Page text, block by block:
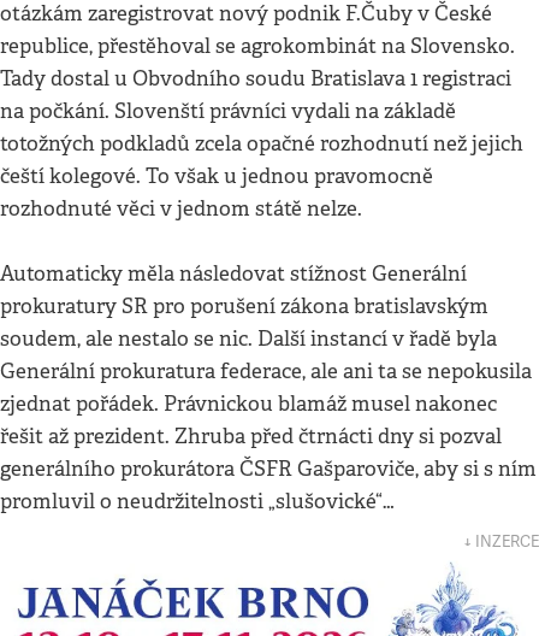
otázkám zaregistrovat nový podnik F.Čuby v České
republice, přestěhoval se agrokombinát na Slovensko.
Tady dostal u Obvodního soudu Bratislava 1 registraci
na počkání. Slovenští právníci vydali na základě
totožných podkladů zcela opačné rozhodnutí než jejich
čeští kolegové. To však u jednou pravomocně
rozhodnuté věci v jednom státě nelze.
Automaticky měla následovat stížnost Generální
prokuratury SR pro porušení zákona bratislavským
soudem, ale nestalo se nic. Další instancí v řadě byla
Generální prokuratura federace, ale ani ta se nepokusila
zjednat pořádek. Právnickou blamáž musel nakonec
řešit až prezident. Zhruba před čtrnácti dny si pozval
generálního prokurátora ČSFR Gašparoviče, aby si s ním
promluvil o neudržitelnosti „slušovické“…
↓ INZERCE